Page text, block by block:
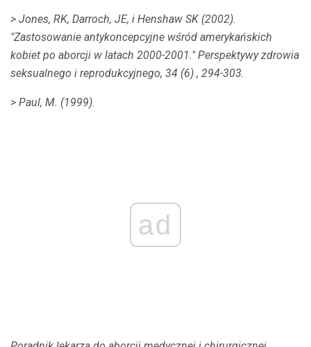
> Jones, RK, Darroch, JE, i Henshaw SK (2002).
"Zastosowanie antykoncepcyjne wśród amerykańskich
kobiet po aborcji w latach 2000-2001." Perspektywy zdrowia
seksualnego i reprodukcyjnego, 34 (6) , 294-303.
> Paul, M. (1999).
ad